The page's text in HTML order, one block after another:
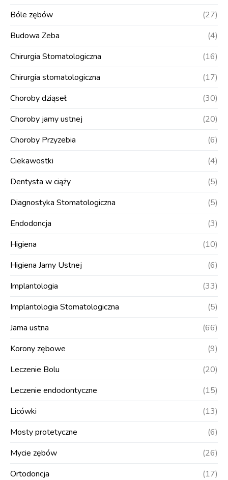
Bóle zębów
(27)
Budowa Zeba
(4)
Chirurgia Stomatologiczna
(16)
Chirurgia stomatologiczna
(17)
Choroby dziąseł
(30)
Choroby jamy ustnej
(20)
Choroby Przyzebia
(6)
Ciekawostki
(4)
Dentysta w ciąży
(5)
Diagnostyka Stomatologiczna
(5)
Endodoncja
(3)
Higiena
(10)
Higiena Jamy Ustnej
(6)
Implantologia
(33)
Implantologia Stomatologiczna
(5)
Jama ustna
(66)
Korony zębowe
(9)
Leczenie Bolu
(20)
Leczenie endodontyczne
(15)
Licówki
(13)
Mosty protetyczne
(6)
Mycie zębów
(26)
Ortodoncja
(17)